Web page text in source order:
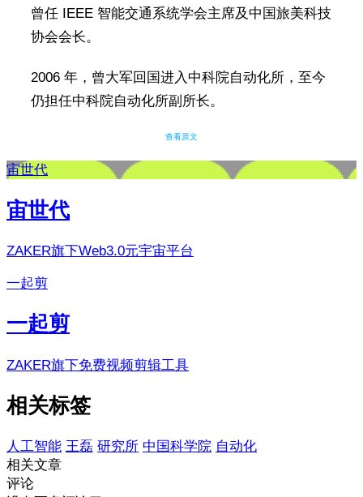
曾任 IEEE 智能交通系统学会主席及中国旅美科技
协会会长。
2006 年，曾大军回国进入中科院自动化所，至今
仍担任中科院自动化所副所长。
查看原文
宙世代
宙世代
ZAKER旗下Web3.0元宇宙平台
一起剪
一起剪
ZAKER旗下免费视频剪辑工具
相关标签
人工智能 王磊 研究所 中国科学院 自动化
相关文章
评论